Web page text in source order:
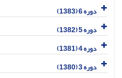
دوره 6 (1383)
دوره 5 (1382)
دوره 4 (1381)
دوره 3 (1380)